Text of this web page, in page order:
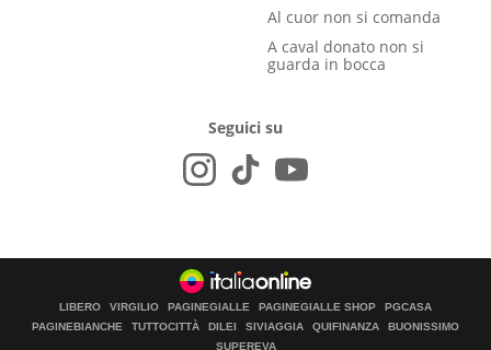
Al cuor non si comanda
A caval donato non si
guarda in bocca
Seguici su
LIBERO VIRGILIO PAGINEGIALLE PAGINEGIALLE SHOP
PGCASA
PAGINEBIANCHE
TUTTOCITTÀ DILEI SIVIAGGIA QUIFINANZA
BUONISSIMO
SUPEREVA